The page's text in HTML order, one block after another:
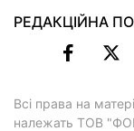
РЕДАКЦІЙНА
Всі права на
належать ТОВ